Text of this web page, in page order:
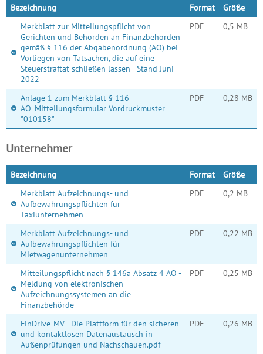
Bezeichnung Format
Größe
Merkblatt zur Mitteilungspflicht von
Gerichten und Behörden an Finanzbehörden
gemäß § 116 der Abgabenordnung (AO) bei
Vorliegen von Tatsachen, die auf eine
Steuerstraftat schließen lassen - Stand Juni
2022
PDF 0,5 MB
Anlage 1 zum Merkblatt § 116
AO_Mitteilungsformular Vordruckmuster
"010158"
PDF 0,28 MB
Unternehmer
Bezeichnung Format
Größe
Merkblatt Aufzeichnungs- und
Aufbewahrungspflichten für
Taxiunternehmen
PDF 0,2 MB
Merkblatt Aufzeichnungs- und
Aufbewahrungspflichten für
Mietwagenunternehmen
PDF 0,22 MB
Mitteilungspflicht nach § 146a Absatz 4 AO -
Meldung von elektronischen
Aufzeichnungssystemen an die
Finanzbehörde
PDF 0,25 MB
FinDrive-MV - Die Plattform für den sicheren
und kontaktlosen Datenaustausch in
Außenprüfungen und Nachschauen.pdf
PDF 0,26 MB